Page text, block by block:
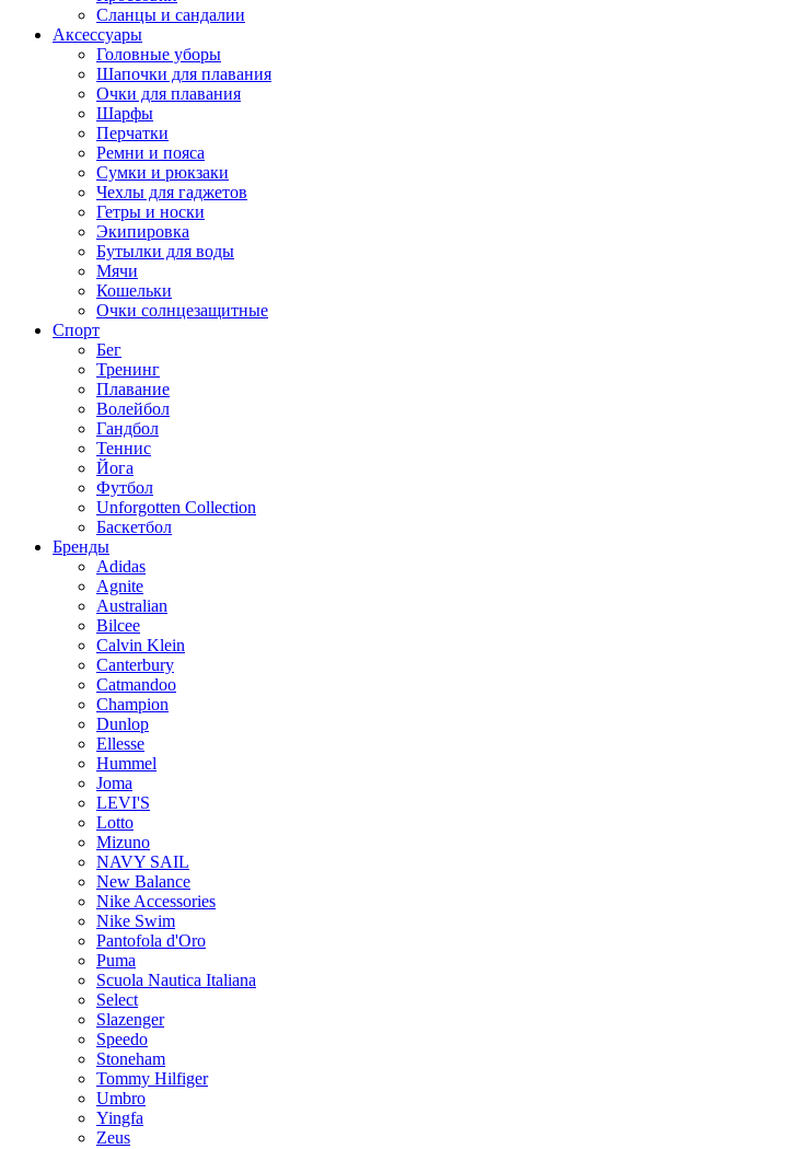
Сланцы и сандалии
Аксессуары
Головные уборы
Шапочки для плавания
Очки для плавания
Шарфы
Перчатки
Ремни и пояса
Сумки и рюкзаки
Чехлы для гаджетов
Гетры и носки
Экипировка
Бутылки для воды
Мячи
Кошельки
Очки солнцезащитные
Спорт
Бег
Тренинг
Плавание
Волейбол
Гандбол
Теннис
Йога
Футбол
Unforgotten Collection
Баскетбол
Бренды
Adidas
Agnite
Australian
Bilcee
Calvin Klein
Canterbury
Catmandoo
Champion
Dunlop
Ellesse
Hummel
Joma
LEVI'S
Lotto
Mizuno
NAVY SAIL
New Balance
Nike Accessories
Nike Swim
Pantofola d'Oro
Puma
Scuola Nautica Italiana
Select
Slazenger
Speedo
Stoneham
Tommy Hilfiger
Umbro
Yingfa
Zeus